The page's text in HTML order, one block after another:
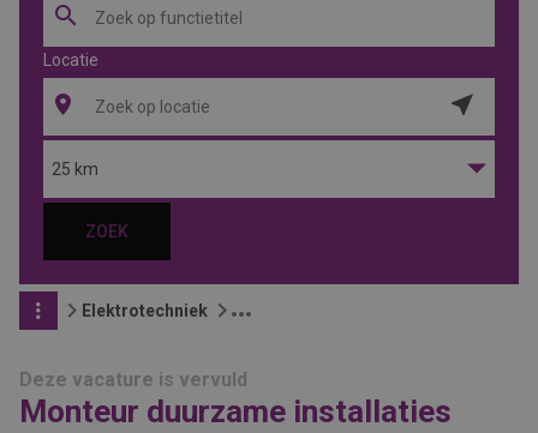
Locatie
ophalen
25 km
ZOEK
Elektrotechniek
Deze vacature is vervuld
Monteur duurzame installaties